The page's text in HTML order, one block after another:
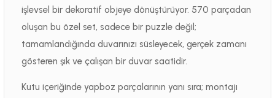
işlevsel bir dekoratif objeye dönüştürüyor. 570 parçadan
oluşan bu özel set, sadece bir puzzle değil;
tamamlandığında duvarınızı süsleyecek, gerçek zamanı
gösteren şık ve çalışan bir duvar saatidir.
Kutu içeriğinde yapboz parçalarının yanı sıra; montajı